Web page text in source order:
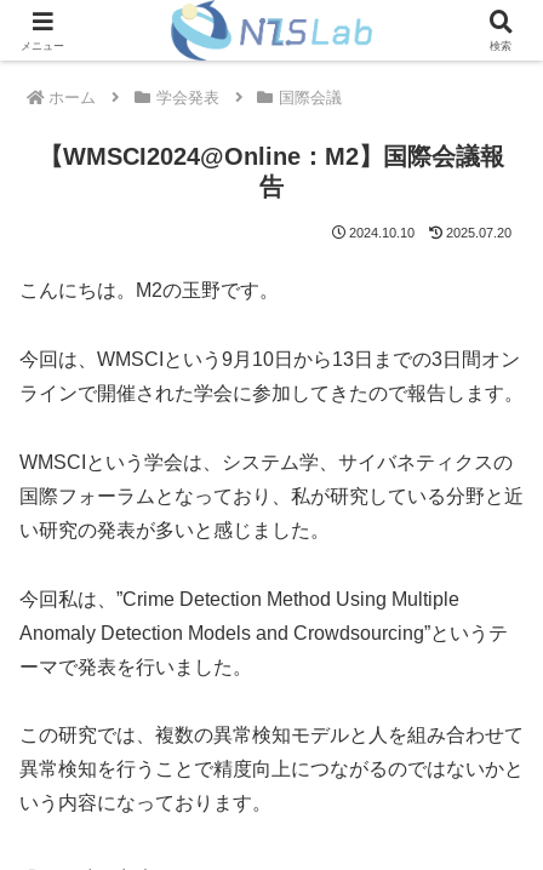
ホーム 学会発表 国際会議
【WMSCI2024@Online：M2】国際会議報
告
2024.10.10 2025.07.20
こんにちは。M2の玉野です。
今回は、WMSCIという9月10日から13日までの3日間オン
ラインで開催された学会に参加してきたので報告します。
WMSCIという学会は、システム学、サイバネティクスの
国際フォーラムとなっており、私が研究している分野と近
い研究の発表が多いと感じました。
今回私は、”Crime Detection Method Using Multiple
Anomaly Detection Models and Crowdsourcing”というテ
ーマで発表を行いました。
この研究では、複数の異常検知モデルと人を組み合わせて
異常検知を行うことで精度向上につながるのではないかと
いう内容になっております。
メニュー 検索